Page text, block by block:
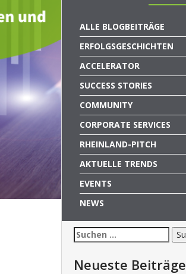
ALLE BLOGBEITRÄGE
ERFOLGSGESCHICHTEN
ACCELERATOR
SUCCESS STORIES
COMMUNITY
CORPORATE SERVICES
RHEINLAND-PITCH
AKTUELLE TRENDS
EVENTS
NEWS
Suchen
nach:
Neueste Beiträge